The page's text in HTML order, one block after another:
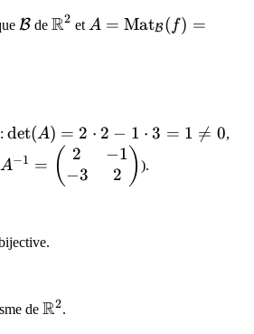
\mathcal{B}
Bde \mathbb{R}^2
R2 et A =
A = MatB ( f) =
: \det(A)
= 2
\cdot 2
= 1
det(A) = 2 ⋅ 2 − 1 ⋅ 3 = 1 
= 0,
A^{-1} =
\begin{pmatrix}
A−1 = ( 2
−3
−1
2 )).
de\mathbb{R}^2
R2.